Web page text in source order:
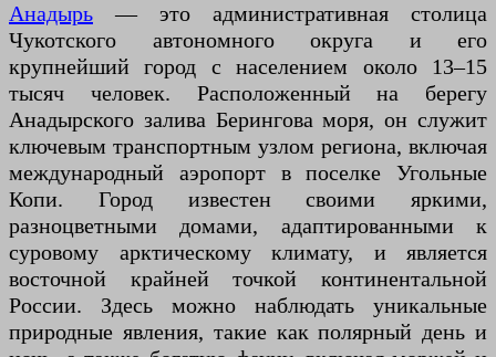
Анадырь — это административная столица
Чукотского автономного округа и его
крупнейший город с населением около 13–15
тысяч человек. Расположенный на берегу
Анадырского залива Берингова моря, он служит
ключевым транспортным узлом региона, включая
международный аэропорт в поселке Угольные
Копи. Город известен своими яркими,
разноцветными домами, адаптированными к
суровому арктическому климату, и является
восточной крайней точкой континентальной
России. Здесь можно наблюдать уникальные
природные явления, такие как полярный день и